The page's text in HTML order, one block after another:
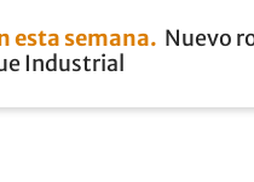
esta semana
Nuevo
Industrial